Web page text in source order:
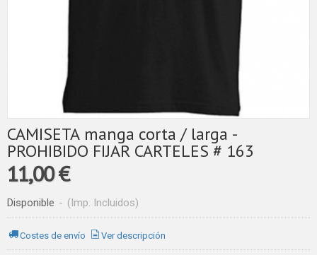
CAMISETA manga corta / larga -
PROHIBIDO FIJAR CARTELES # 163
11,00 €
Disponible - (Imp. Incluidos)
Costes de envío Ver descripción